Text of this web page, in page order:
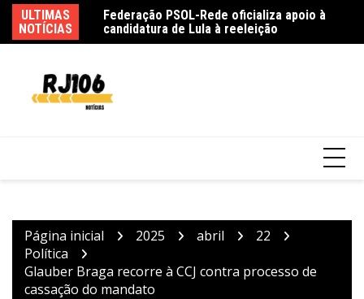
para
o
ULTIMAS
NOTÍCIAS
é
Federação PSOL-Rede oficializa apoio à
candidatura de Lula à reeleição
Página inicial 2025 abril
22
Política
Glauber Braga recorre à CCJ contra processo de
cassação do mandato